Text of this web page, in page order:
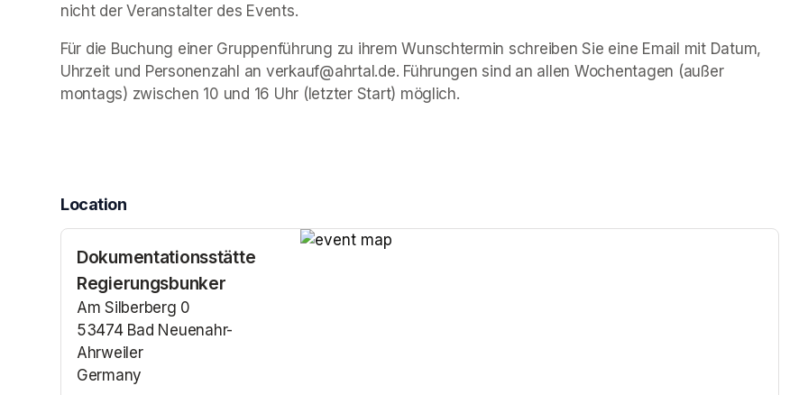
nicht der Veranstalter des Events.
Für die Buchung einer Gruppenführung zu ihrem Wunschtermin schreiben Sie eine Email mit Datum,
Uhrzeit und Personenzahl an verkauf@ahrtal.de. Führungen sind an allen Wochentagen (außer
montags) zwischen 10 und 16 Uhr (letzter Start) möglich.
Location
Dokumentationsstätte
Regierungsbunker
Am Silberberg 0
53474 Bad Neuenahr-
Ahrweiler
Germany